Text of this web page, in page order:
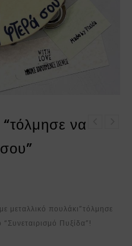
“τόλμησε να
μεταλλικό πουλάκι”τόλμησε
Πυξίδα”!